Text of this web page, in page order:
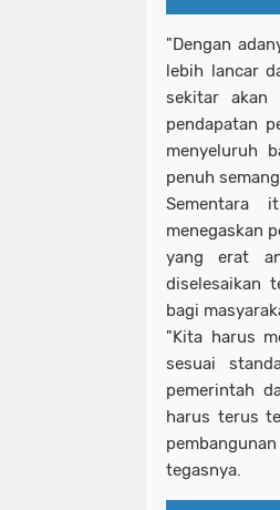
"Dengan
lebih lancar
sekitar akan
pendapatan
menyeluruh
penuh
Sementara
menegaskan
yang erat
diselesaikan
bagi
"Kita harus
sesuai
pemerintah
harus terus
tegasnya.